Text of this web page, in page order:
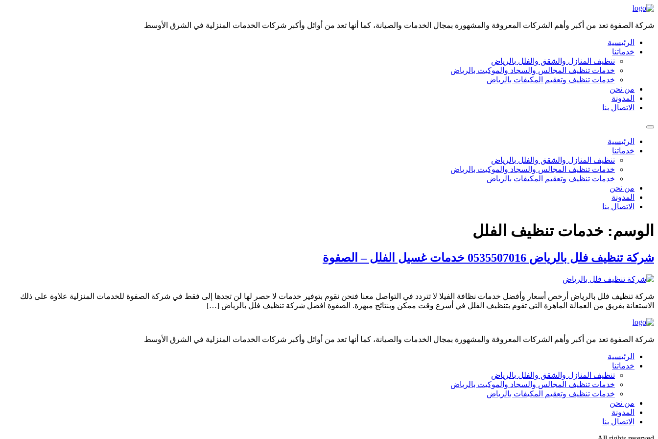
Skip
content
شركة الصفوة تعد من أكبر وأهم الشركات المعروفة والمشهورة بمجال الخدمات والصيانة، كما أنها تعد من أوائل وأكبر شركات الخدمات المنزلية في الشرق الأوسط
الرئيسية
خدماتنا
تنظيف المنازل والشقق والفلل بالرياض
خدمات تنظيف المجالس والسجاد والموكيت بالرياض
خدمات تنظيف وتعقيم المكيفات بالرياض
من نحن
المدونة
الاتصال بنا
الرئيسية
خدماتنا
تنظيف المنازل والشقق والفلل بالرياض
خدمات تنظيف المجالس والسجاد والموكيت بالرياض
خدمات تنظيف وتعقيم المكيفات بالرياض
من نحن
المدونة
الاتصال بنا
الوسم: خدمات تنظيف الفلل
شركة تنظيف فلل بالرياض 0535507016 خدمات غسيل الفلل – الصفوة
شركة تنظيف فلل بالرياض أرخص أسعار وأفضل خدمات نظافة الفيلا لا تتردد في التواصل معنا فنحن نقوم بتوفير خدمات لا حصر لها لن تجدها إلى فقط في شركة الصفوة للخدمات المنزلية علاوة على ذلك
الاستعانة بفريق من العمالة الماهرة التي تقوم بتنظيف الفلل في أسرع وقت ممكن وبنتائج مبهرة. الصفوة افضل شركة تنظيف فلل بالرياض […]
شركة الصفوة تعد من أكبر وأهم الشركات المعروفة والمشهورة بمجال الخدمات والصيانة، كما أنها تعد من أوائل وأكبر شركات الخدمات المنزلية في الشرق الأوسط
الرئيسية
خدماتنا
تنظيف المنازل والشقق والفلل بالرياض
خدمات تنظيف المجالس والسجاد والموكيت بالرياض
خدمات تنظيف وتعقيم المكيفات بالرياض
من نحن
المدونة
الاتصال بنا